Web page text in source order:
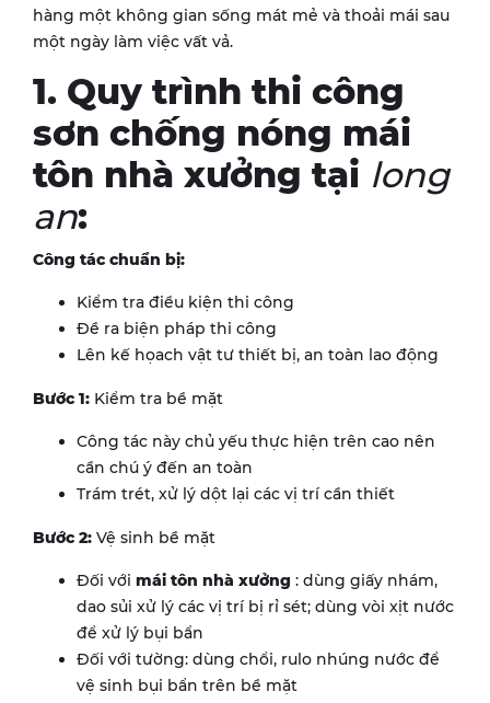
hàng một không gian sống mát mẻ và thoải mái sau
một ngày làm việc vất vả.
1. Quy trình thi công
sơn chống nóng mái
tôn nhà xưởng tại long
an:
Công tác chuẩn bị:
Kiểm tra điều kiện thi công
Đề ra biện pháp thi công
Lên kế họach vật tư thiết bị, an toàn lao động
Bước 1: Kiểm tra bề mặt
Công tác này chủ yếu thực hiện trên cao nên
cần chú ý đến an toàn
Trám trét, xử lý dột lại các vị trí cần thiết
Bước 2: Vệ sinh bề mặt
Đối với mái tôn nhà xưởng : dùng giấy nhám,
dao sủi xử lý các vị trí bị rỉ sét; dùng vòi xịt nước
để xử lý bụi bẩn
Đối với tường: dùng chổi, rulo nhúng nước để
vệ sinh bụi bẩn trên bề mặt